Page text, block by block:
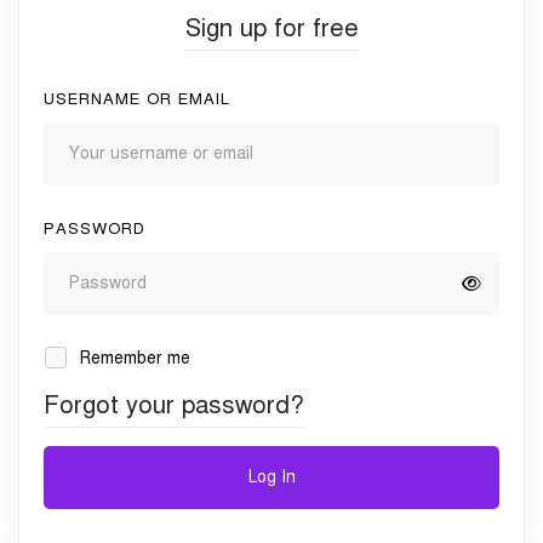
Sign up for free
USERNAME OR EMAIL
PASSWORD
Remember me
Forgot your password?
Log In